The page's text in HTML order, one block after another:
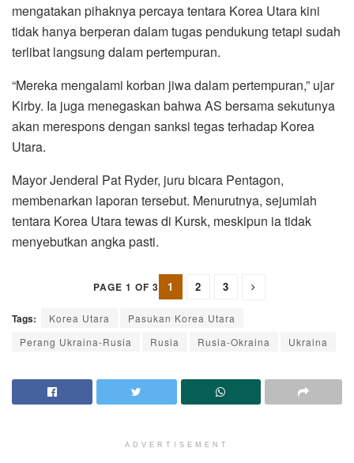
mengatakan pihaknya percaya tentara Korea Utara kini
tidak hanya berperan dalam tugas pendukung tetapi sudah
terlibat langsung dalam pertempuran.
“Mereka mengalami korban jiwa dalam pertempuran,” ujar
Kirby. Ia juga menegaskan bahwa AS bersama sekutunya
akan merespons dengan sanksi tegas terhadap Korea
Utara.
Mayor Jenderal Pat Ryder, juru bicara Pentagon,
membenarkan laporan tersebut. Menurutnya, sejumlah
tentara Korea Utara tewas di Kursk, meskipun ia tidak
menyebutkan angka pasti.
PAGE 1 OF 3 1 2 3
Tags: Korea Utara
Pasukan Korea Utara
Perang Ukraina-Rusia
Rusia Rusia-Okraina Ukraina
ADVERTISEMENT